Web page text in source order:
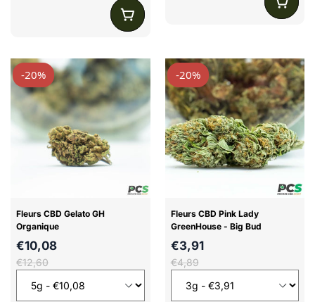
-20%
Fleurs CBD Gelato GH
Organique
€10,08
€12,60
-20%
Fleurs CBD Pink Lady
GreenHouse - Big Bud
€3,91
€4,89